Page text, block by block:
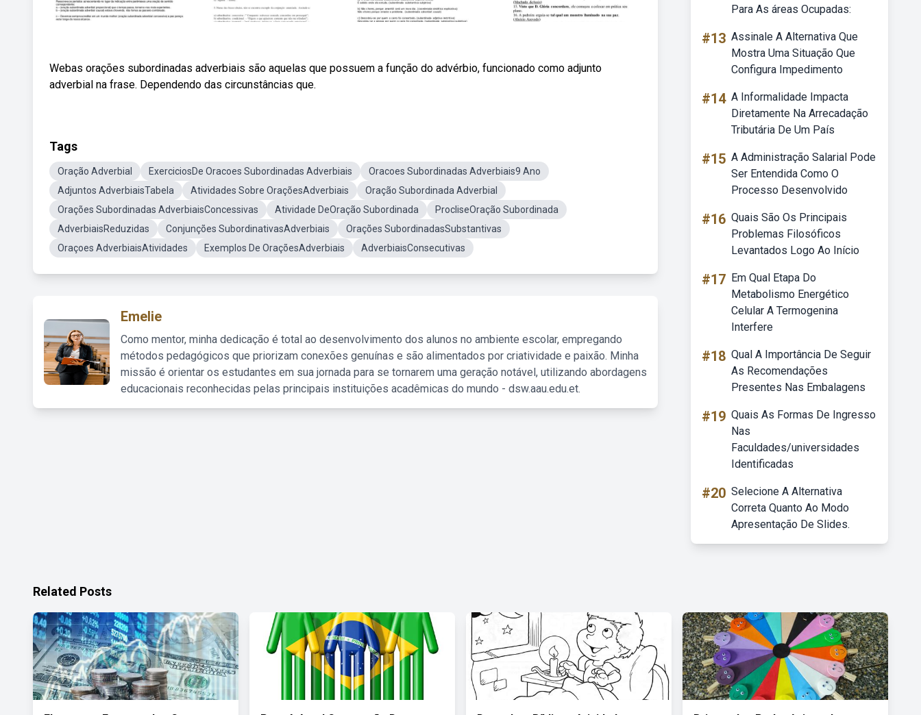
Webas orações subordinadas adverbiais são aquelas que possuem a função do advérbio, funcionado como adjunto
adverbial na frase. Dependendo das circunstâncias que.
Tags
Oração Adverbial ExerciciosDe Oracoes Subordinadas Adverbiais
Oracoes Subordinadas Adverbiais9 Ano
Adjuntos AdverbiaisTabela
Atividades Sobre OraçõesAdverbiais
Oração Subordinada Adverbial
Orações Subordinadas AdverbiaisConcessivas
Atividade DeOração Subordinada
ProcliseOração Subordinada
AdverbiaisReduzidas
Conjunções SubordinativasAdverbiais
Orações SubordinadasSubstantivas
Oraçoes AdverbiaisAtividades
Exemplos De OraçõesAdverbiais AdverbiaisConsecutivas
Emelie
Como mentor, minha dedicação é total ao desenvolvimento dos alunos no ambiente escolar, empregando
métodos pedagógicos que priorizam conexões genuínas e são alimentados por criatividade e paixão. Minha
missão é orientar os estudantes em sua jornada para se tornarem uma geração notável, utilizando abordagens
educacionais reconhecidas pelas principais instituições acadêmicas do mundo - dsw.aau.edu.et.
Para As áreas Ocupadas:
#13 Assinale A Alternativa Que
Mostra Uma Situação Que
Configura Impedimento
#14 A Informalidade Impacta
Diretamente Na Arrecadação
Tributária De Um País
#15 A Administração Salarial Pode
Ser Entendida Como O
Processo Desenvolvido
#16 Quais São Os Principais
Problemas Filosóficos
Levantados Logo Ao Início
#17 Em Qual Etapa Do
Metabolismo Energético
Celular A Termogenina
Interfere
#18 Qual A Importância De Seguir
As Recomendações
Presentes Nas Embalagens
#19 Quais As Formas De Ingresso
Nas
Faculdades/universidades
Identificadas
#20 Selecione A Alternativa
Correta Quanto Ao Modo
Apresentação De Slides.
Related Posts